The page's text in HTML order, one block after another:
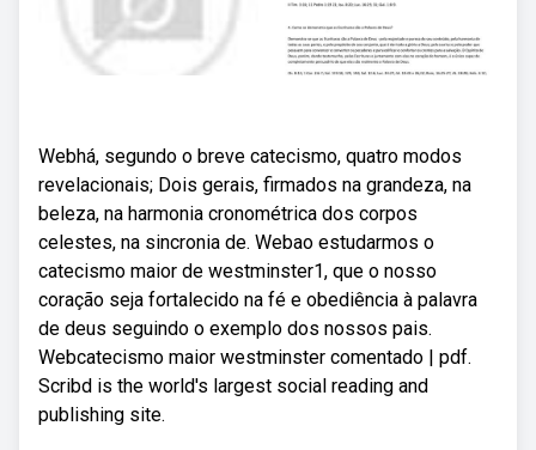
Webhá, segundo o breve catecismo, quatro modos
revelacionais; Dois gerais, firmados na grandeza, na
beleza, na harmonia cronométrica dos corpos
celestes, na sincronia de. Webao estudarmos o
catecismo maior de westminster1, que o nosso
coração seja fortalecido na fé e obediência à palavra
de deus seguindo o exemplo dos nossos pais.
Webcatecismo maior westminster comentado | pdf.
Scribd is the world's largest social reading and
publishing site.